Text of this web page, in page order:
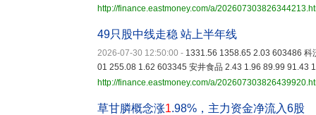
http://finance.eastmoney.com/a/
49只股中线走稳 站上半年线
2026-07-30 12:50:00 - 1331.56 1358.65 2.03 603486
01 255.08 1.62 603345 安井食品 2.43 1.96 89.99 91.43
http://finance.eastmoney.com/a/
草甘膦概念涨1.98%，主力资金净流入6股